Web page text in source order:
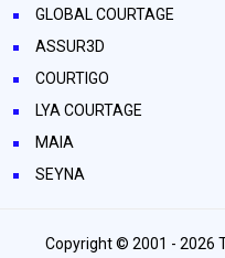
GLOBAL COURTAGE
ASSUR3D
COURTIGO
LYA COURTAGE
MAIA
SEYNA
Copyright © 2001 - 2026